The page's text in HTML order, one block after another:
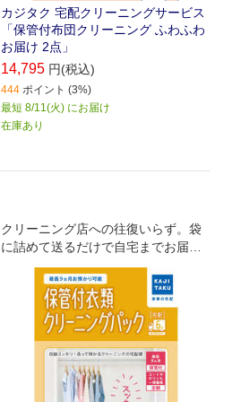
カジタク 宅配クリーニングサービス
「保管付布団クリーニング ふわふわ
お届け 2点」
14,795 円(税込)
444 ポイント (3%)
最短 8/11(火) にお届け
在庫あり
クリーニング店への往復いらず。袋
に詰めて送るだけで自宅までお届け
もしてくれる宅配クリーニング＆保